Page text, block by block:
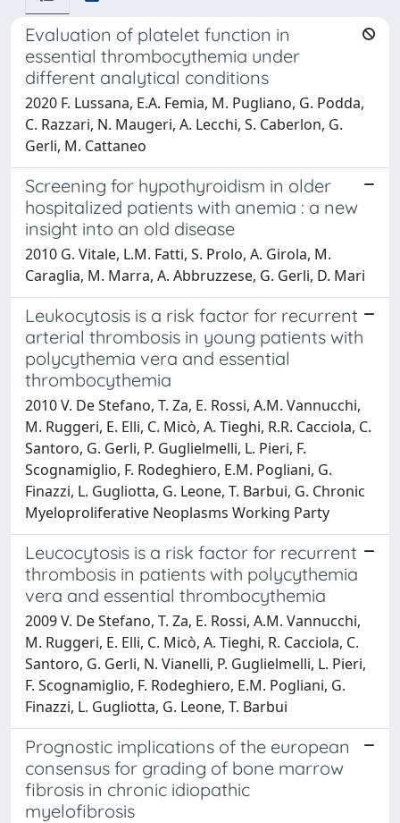
Evaluation of platelet function in
essential thrombocythemia under
different analytical conditions
2020 F. Lussana, E.A. Femia, M. Pugliano, G. Podda,
C. Razzari, N. Maugeri, A. Lecchi, S. Caberlon, G.
Gerli, M. Cattaneo
Screening for hypothyroidism in older
hospitalized patients with anemia : a new
insight into an old disease
2010 G. Vitale, L.M. Fatti, S. Prolo, A. Girola, M.
Caraglia, M. Marra, A. Abbruzzese, G. Gerli, D. Mari
Leukocytosis is a risk factor for recurrent
arterial thrombosis in young patients with
polycythemia vera and essential
thrombocythemia
2010 V. De Stefano, T. Za, E. Rossi, A.M. Vannucchi,
M. Ruggeri, E. Elli, C. Micò, A. Tieghi, R.R. Cacciola, C.
Santoro, G. Gerli, P. Guglielmelli, L. Pieri, F.
Scognamiglio, F. Rodeghiero, E.M. Pogliani, G.
Finazzi, L. Gugliotta, G. Leone, T. Barbui, G. Chronic
Myeloproliferative Neoplasms Working Party
Leucocytosis is a risk factor for recurrent
thrombosis in patients with polycythemia
vera and essential thrombocythemia
2009 V. De Stefano, T. Za, E. Rossi, A.M. Vannucchi,
M. Ruggeri, E. Elli, C. Micò, A. Tieghi, R. Cacciola, C.
Santoro, G. Gerli, N. Vianelli, P. Guglielmelli, L. Pieri,
F. Scognamiglio, F. Rodeghiero, E.M. Pogliani, G.
Finazzi, L. Gugliotta, G. Leone, T. Barbui
Prognostic implications of the european
consensus for grading of bone marrow
fibrosis in chronic idiopathic
myelofibrosis